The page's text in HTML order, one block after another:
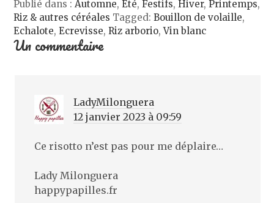
f
e
n
ê
t
Publié dans : Automne,Été,Festifs,Hiver,Printemps,
Riz & autres céréales Tagged:Bouillon de volaille,
Echalote,Ecrevisse,Riz arborio,Vin blanc
Un commentaire
LadyMilonguera
12 janvier 2023 à 09:59
Ce risotto n’est pas pour me déplaire…
Lady Milonguera
happypapilles.fr